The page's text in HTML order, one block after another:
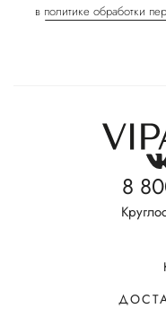
в политике обработки
8